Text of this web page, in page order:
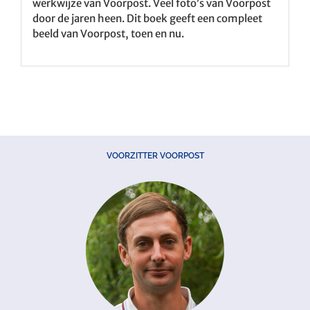
werkwijze van Voorpost. Veel foto’s van Voorpost
door de jaren heen. Dit boek geeft een compleet
beeld van Voorpost, toen en nu.
VOORZITTER VOORPOST